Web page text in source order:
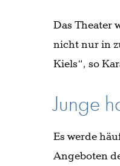
Das Theater
nicht nur in
Kiels“, so
Junge
Es werde
Angeboten